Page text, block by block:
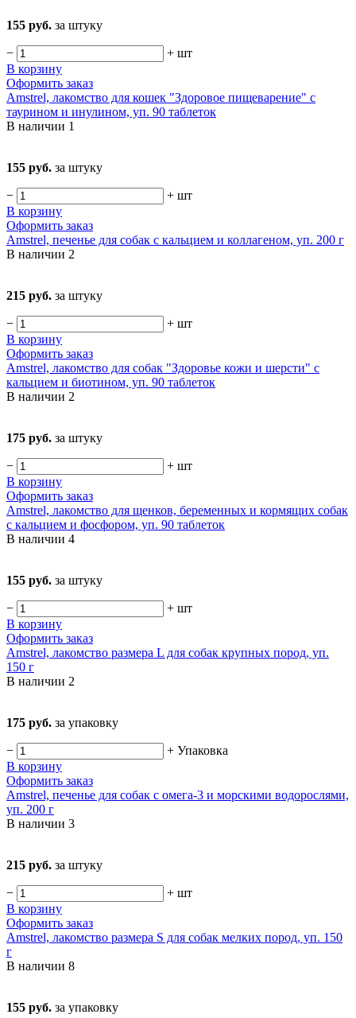
155 руб. за штуку
− + шт
В корзину
Оформить заказ
Amstrel, лакомство для кошек "Здоровое пищеварение" с
таурином и инулином, уп. 90 таблеток
В наличии 1
155 руб. за штуку
− + шт
В корзину
Оформить заказ
Amstrel, печенье для собак с кальцием и коллагеном, уп. 200 г
В наличии 2
215 руб. за штуку
− + шт
В корзину
Оформить заказ
Amstrel, лакомство для собак "Здоровье кожи и шерсти" с
кальцием и биотином, уп. 90 таблеток
В наличии 2
175 руб. за штуку
− + шт
В корзину
Оформить заказ
Amstrel, лакомство для щенков, беременных и кормящих собак
с кальцием и фосфором, уп. 90 таблеток
В наличии 4
155 руб. за штуку
− + шт
В корзину
Оформить заказ
Amstrel, лакомство размера L для собак крупных пород, уп.
150 г
В наличии 2
175 руб. за упаковку
− + Упаковка
В корзину
Оформить заказ
Amstrel, печенье для собак с омега-3 и морскими водорослями,
уп. 200 г
В наличии 3
215 руб. за штуку
− + шт
В корзину
Оформить заказ
Amstrel, лакомство размера S для собак мелких пород, уп. 150
г
В наличии 8
155 руб. за упаковку